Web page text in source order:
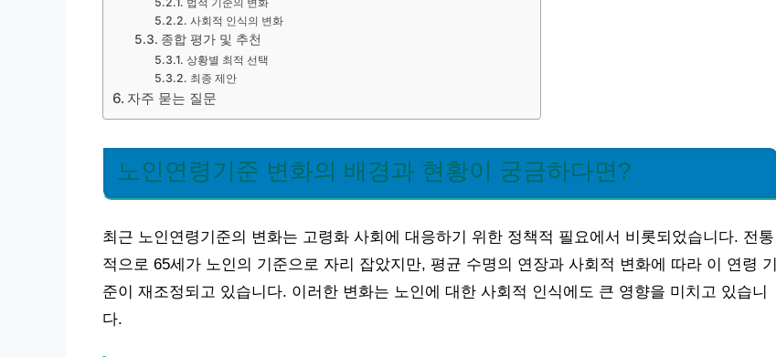
사회적 인식의 변화
종합 평가 및 추천
상황별 최적 선택
최종 제안
자주 묻는 질문
노인연령기준 변화의 배경과 현황이 궁금하다면?
최근 노인연령기준의 변화는 고령화 사회에 대응하기 위한 정책적 필요에서 비롯되었습니다. 전통
적으로 65세가 노인의 기준으로 자리 잡았지만, 평균 수명의 연장과 사회적 변화에 따라 이 연령 기
준이 재조정되고 있습니다. 이러한 변화는 노인에 대한 사회적 인식에도 큰 영향을 미치고 있습니
다.